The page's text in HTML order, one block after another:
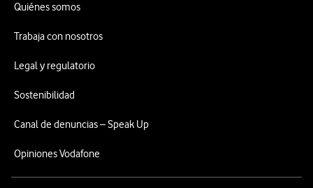
Quiénes somos
Trabaja con nosotros
Legal y regulatorio
Sostenibilidad
Canal de denuncias – Speak Up
Opiniones Vodafone